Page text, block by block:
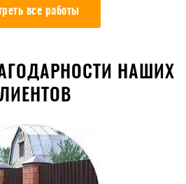
все работы
НАШИХ